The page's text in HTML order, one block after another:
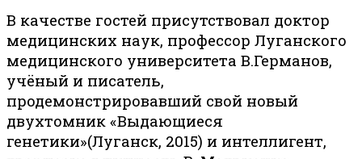
В качестве гостей присутствовал доктор
медицинских наук, профессор Луганского
медицинского университета В.Германов,
учёный и писатель,
продемонстрировавший свой новый
двухтомник «Выдающиеся
генетики»(Луганск, 2015) и интеллигент,